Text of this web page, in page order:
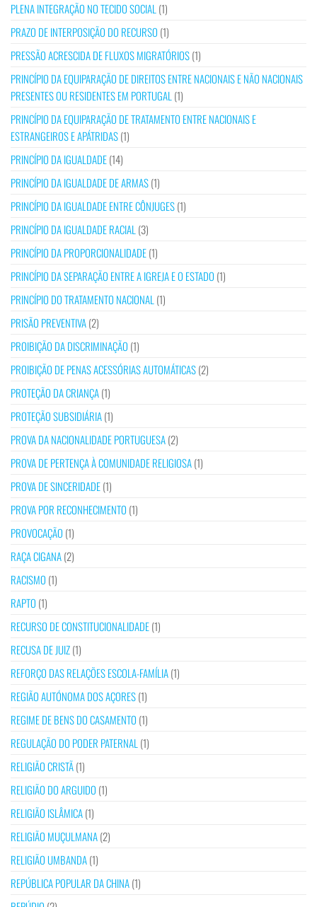
PLENA INTEGRAÇÃO NO TECIDO SOCIAL (1)
PRAZO DE INTERPOSIÇÃO DO RECURSO (1)
PRESSÃO ACRESCIDA DE FLUXOS MIGRATÓRIOS(1)
PRINCÍPIO DA EQUIPARAÇÃO DE DIREITOS ENTRE NACIONAIS E NÃO NACIONAIS
PRESENTES OU RESIDENTES EM PORTUGAL (1)
PRINCÍPIO DA EQUIPARAÇÃO DE TRATAMENTO ENTRE NACIONAIS E
ESTRANGEIROS E APÁTRIDAS(1)
PRINCÍPIO DA IGUALDADE(14)
PRINCÍPIO DA IGUALDADE DE ARMAS(1)
PRINCÍPIO DA IGUALDADE ENTRE CÔNJUGES(1)
PRINCÍPIO DA IGUALDADE RACIAL (3)
PRINCÍPIO DA PROPORCIONALIDADE(1)
PRINCÍPIO DA SEPARAÇÃO ENTRE A IGREJA E O ESTADO (1)
PRINCÍPIO DO TRATAMENTO NACIONAL (1)
PRISÃO PREVENTIVA(2)
PROIBIÇÃO DA DISCRIMINAÇÃO (1)
PROIBIÇÃO DE PENAS ACESSÓRIAS AUTOMÁTICAS(2)
PROTEÇÃO DA CRIANÇA(1)
PROTEÇÃO SUBSIDIÁRIA(1)
PROVA DA NACIONALIDADE PORTUGUESA(2)
PROVA DE PERTENÇA À COMUNIDADE RELIGIOSA(1)
PROVA DE SINCERIDADE(1)
PROVA POR RECONHECIMENTO (1)
PROVOCAÇÃO (1)
RAÇA CIGANA(2)
RACISMO (1)
RAPTO (1)
RECURSO DE CONSTITUCIONALIDADE(1)
RECUSA DE JUIZ(1)
REFORÇO DAS RELAÇÕES ESCOLA-FAMÍLIA(1)
REGIÃO AUTÓNOMA DOS AÇORES(1)
REGIME DE BENS DO CASAMENTO (1)
REGULAÇÃO DO PODER PATERNAL (1)
RELIGIÃO CRISTÃ(1)
RELIGIÃO DO ARGUIDO (1)
RELIGIÃO ISLÂMICA(1)
RELIGIÃO MUÇULMANA(2)
RELIGIÃO UMBANDA(1)
REPÚBLICA POPULAR DA CHINA(1)